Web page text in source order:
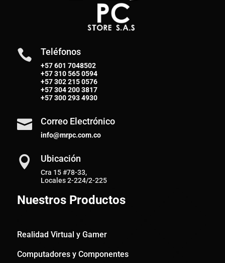
 Teléfonos
+57 601 7048502
+57310 565 0594
+57302 215 0576
+57304 200 3817
+57300 293 4930
 Correo Electrónico
info@mrpc.com.co
 Ubicación
Cra 15 #78-33,
Locales 2-224/2-225
Nuestros Productos
Realidad Virtual y Gamer
Computadores y Componentes